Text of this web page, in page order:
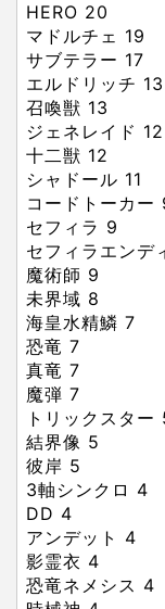
HERO 20
マドルチェ 19
サブテラー 17
エルドリッチ 13
召喚獣 13
ジェネレイド 12
十二獣 12
シャドール 11
コードトーカー
セフィラ 9
セフィラエンデ
魔術師 9
未界域 8
海皇水精鱗 7
恐竜 7
真竜 7
魔弾 7
トリックスター
結界像 5
彼岸 5
3軸シンクロ 4
DD 4
アンデット 4
影霊衣 4
恐竜ネメシス 4